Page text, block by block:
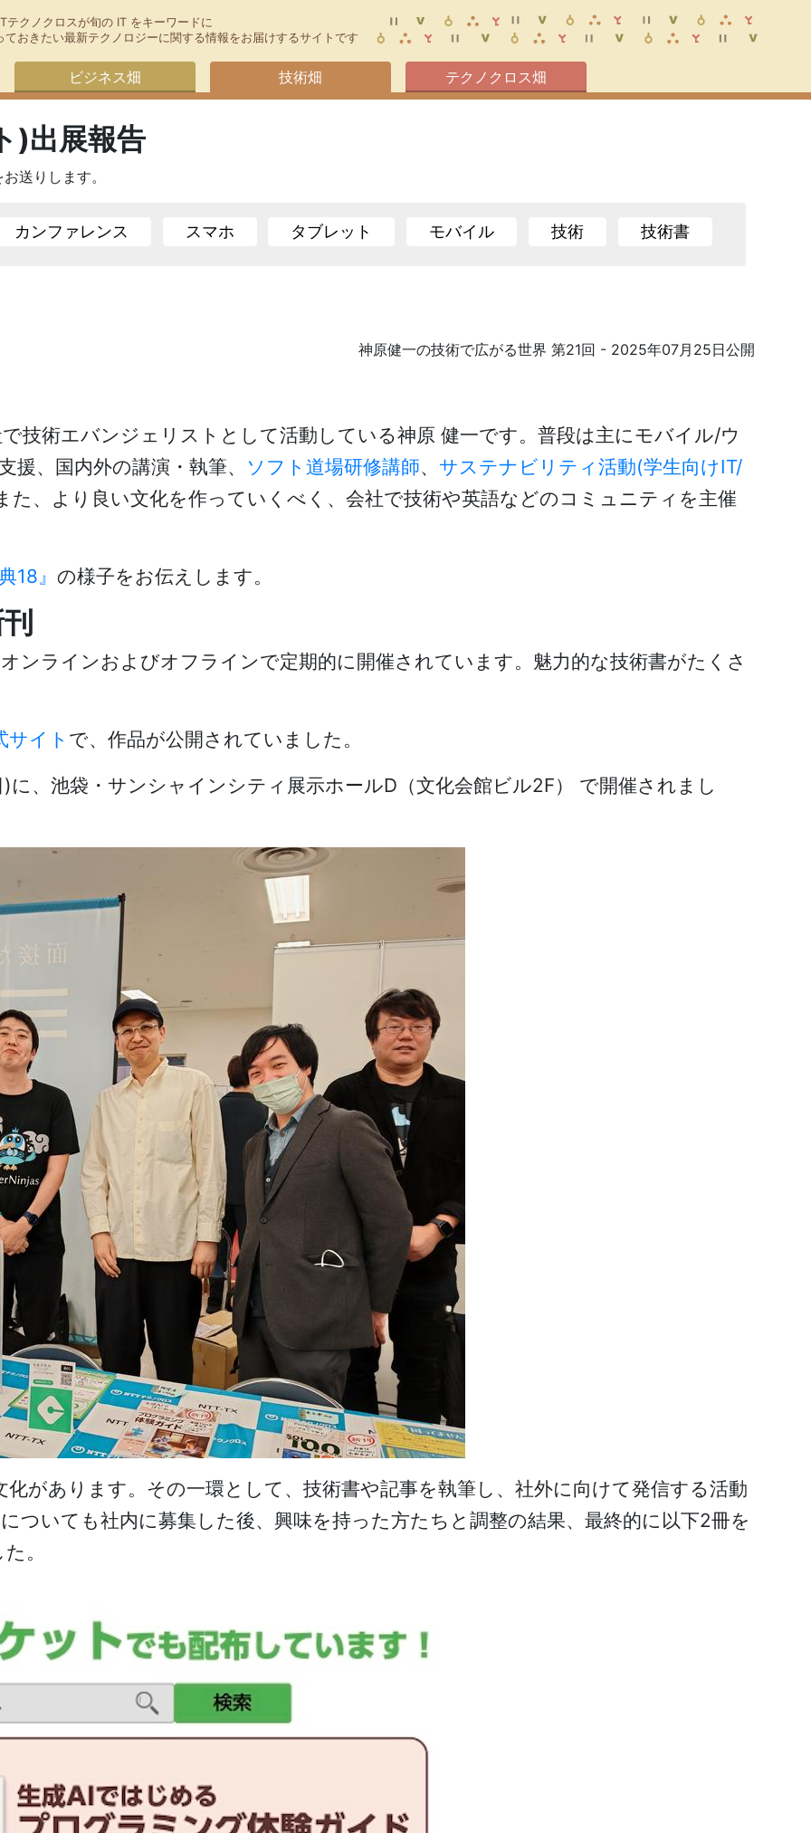
テクノクロスが旬の IT をキーワードに
ておきたい最新テクノロジーに関する情報をお届けするサイトです
ビジネス畑 技術畑 テクノクロス畑
)出展報告
送りします。
カンファレンス スマホ タブレット モバイル 技術 技術書
神原健一の技術で広がる世界 第21回 - 2025年07月25日公開
技術エバンジェリストとして活動している神原 健一です。普段は主にモバイル/ウ
、国内外の講演・執筆、
ソフト道場研修講師、 サステナビリティ活動(学生向けIT/
た、より良い文化を作っていくべく、会社で技術や英語などのコミュニティを主催
18』 の様子をお伝えします。
ンラインおよびオフラインで定期的に開催されています。魅力的な技術書がたくさ
サイト で、作品が公開されていました。
、池袋・サンシャインシティ展示ホールD（文化会館ビル2F） で開催されまし
があります。その一環として、技術書や記事を執筆し、社外に向けて発信する活動
ついても社内に募集した後、興味を持った方たちと調整の結果、最終的に以下2冊を
。